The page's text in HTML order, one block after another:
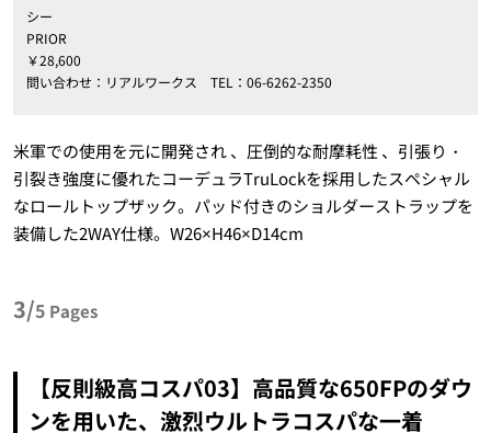
シー
PRIOR
￥28,600
問い合わせ：リアルワークス TEL：06-6262-2350
米軍での使用を元に開発され 、圧倒的な耐摩耗性 、引張り・
引裂き強度に優れたコーデュラTruLockを採用したスペシャル
なロールトップザック。パッド付きのショルダーストラップを
装備した2WAY仕様。W26×H46×D14cm
3/5 Pages
【反則級高コスパ03】高品質な650FPのダウ
ンを用いた、激烈ウルトラコスパな一着